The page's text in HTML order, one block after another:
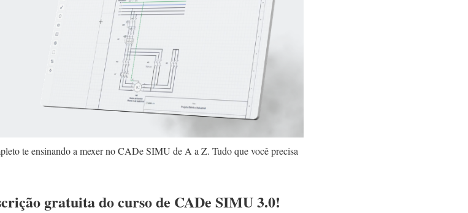
te ensinando a mexer no CADe SIMU de A a Z. Tudo que você precisa
gratuita do curso de CADe SIMU 3.0!